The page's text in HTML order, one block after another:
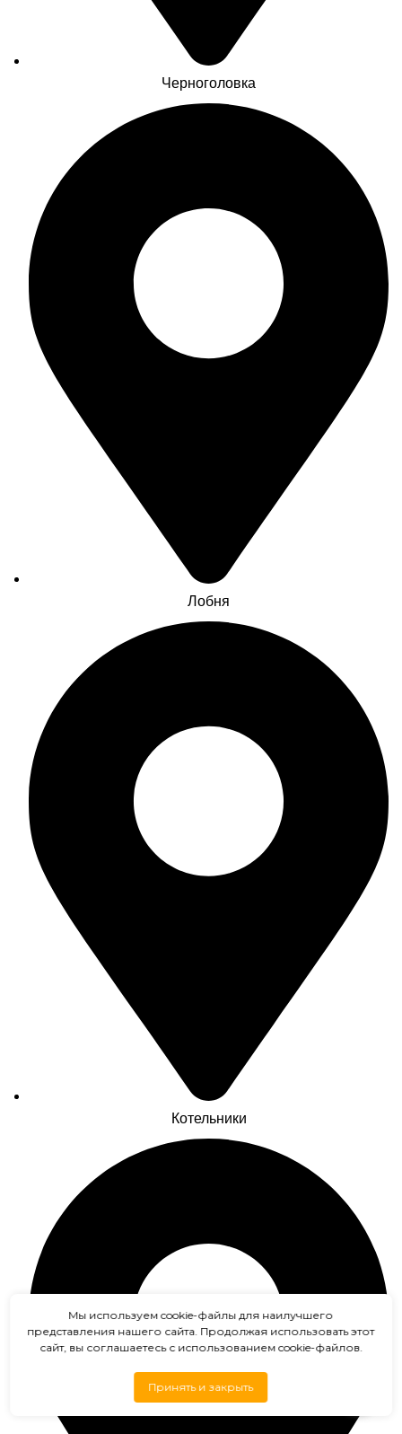
Черноголовка
Лобня
Котельники
Мы используем cookie-файлы для наилучшего
представления нашего сайта. Продолжая использовать этот
сайт, вы соглашаетесь с использованием cookie-файлов.
Принять и закрыть